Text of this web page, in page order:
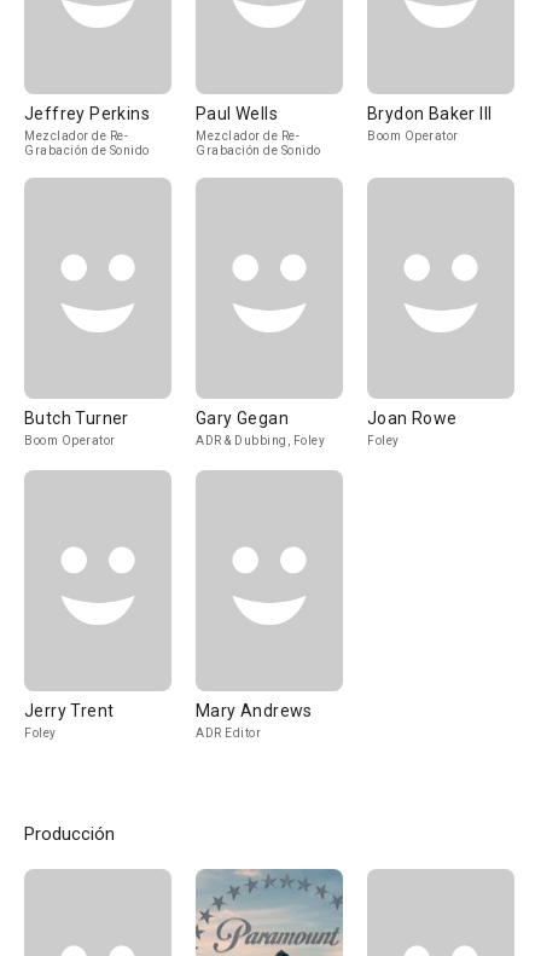
Jeffrey Perkins
Mezclador de Re-
Grabación de Sonido
Paul Wells
Mezclador de Re-
Grabación de Sonido
Brydon Baker III
Boom Operator
Butch Turner
Boom Operator
Gary Gegan
ADR & Dubbing, Foley
Joan Rowe
Foley
Jerry Trent
Foley
Mary Andrews
ADR Editor
Producción